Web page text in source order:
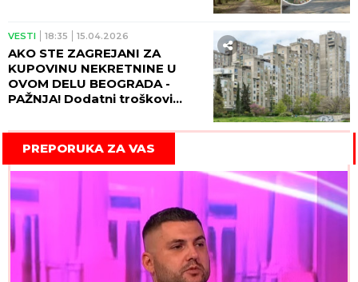
VESTI 18:35 15.04.2026
AKO STE ZAGREJANI ZA
KUPOVINU NEKRETNINE U
OVOM DELU BEOGRADA -
PAŽNJA! Dodatni troškovi
PREPORUKA ZA VAS